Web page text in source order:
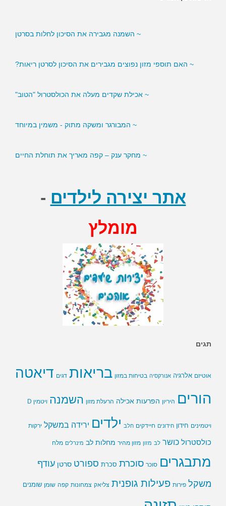
~ השמנה מגבירה את הסיכון לחלות בסרטן
~ האם תוספי מזון נפוצים מגבירים את הסיכון לסרטן ריאות?
~ אכילת שקדים מעלה את הכולסטרול "הטוב"
~ מחקר ענק – קפה מאריך את תוחלת החיים
אתר יצירה לילדים -
מומלץ
תגים
אוטיזם אלרגיה אנורקסיה בטיחות במזון בריאות דגים דיאטה
הורים היריון הפרעות אכילה הרעלת מזון השמנה ויטמין D
ויטמינים חידון חידונים חיידקים חלב ילדים ירידה במשקל ירקות
כולסטרול כושר לב מזון מזון מהיר מחלות לב מינרלים מלח
מתבגרים סוכר סוכרת סכרת ספורט סרטן עודף
משקל פירות פעילות גופנית צליאק צמחונות קפה שומן שומנים